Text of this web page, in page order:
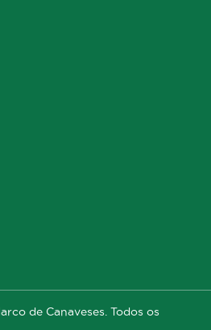
de Canaveses. Todos os